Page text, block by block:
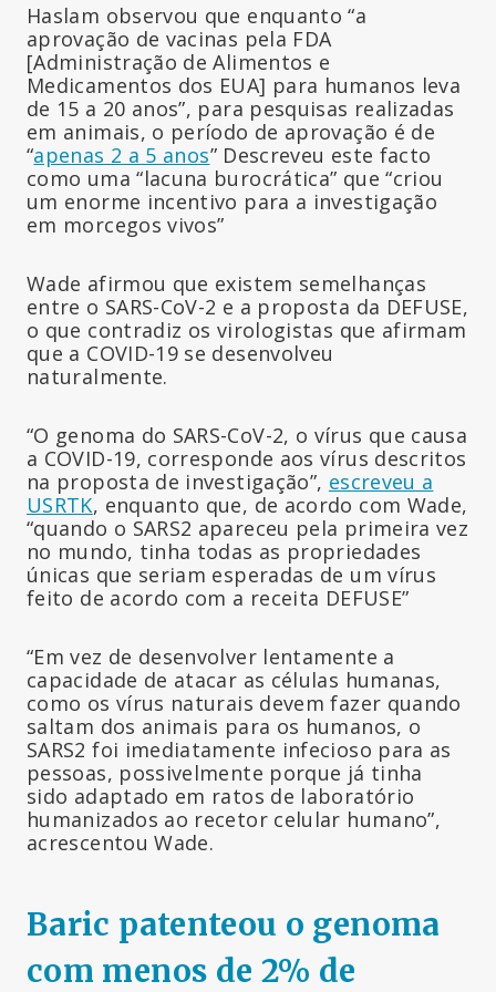
Haslam observou que enquanto “a
aprovação de vacinas pela FDA
[Administração de Alimentos e
Medicamentos dos EUA] para humanos leva
de 15 a 20 anos”, para pesquisas realizadas
em animais, o período de aprovação é de
“apenas 2 a 5 anos” Descreveu este facto
como uma “lacuna burocrática” que “criou
um enorme incentivo para a investigação
em morcegos vivos”
Wade afirmou que existem semelhanças
entre o SARS-CoV-2 e a proposta da DEFUSE,
o que contradiz os virologistas que afirmam
que a COVID-19 se desenvolveu
naturalmente.
“O genoma do SARS-CoV-2, o vírus que causa
a COVID-19, corresponde aos vírus descritos
na proposta de investigação”, escreveu a
USRTK, enquanto que, de acordo com Wade,
“quando o SARS2 apareceu pela primeira vez
no mundo, tinha todas as propriedades
únicas que seriam esperadas de um vírus
feito de acordo com a receita DEFUSE”
“Em vez de desenvolver lentamente a
capacidade de atacar as células humanas,
como os vírus naturais devem fazer quando
saltam dos animais para os humanos, o
SARS2 foi imediatamente infecioso para as
pessoas, possivelmente porque já tinha
sido adaptado em ratos de laboratório
humanizados ao recetor celular humano”,
acrescentou Wade.
Baric patenteou o genoma
com menos de 2% de